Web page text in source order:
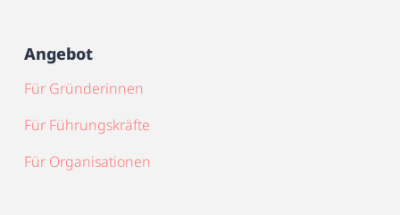
Angebot
Für Gründerinnen
Für Führungskräfte
Für Organisationen